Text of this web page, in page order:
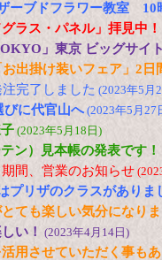
ーブドフラワー教室 10
ラス・パネル」拝見中！
」東京 ビッグサイ
出掛け装いフェア」2日
完了しました (2023年5月
びに代官山へ(2023年5月27
(2023年5月18日)
ン）見本帳の発表です！
間、営業のお知らせ
プリザのクラスがありま
ても楽しい気分になり
い！ (2023年4月14日)
活用させていただく事も